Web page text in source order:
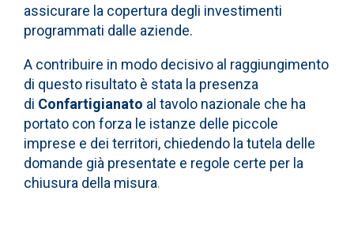
assicurare la copertura degli investimenti
programmati dalle aziende.
A contribuire in modo decisivo al raggiungimento
di questo risultato è stata la presenza
di Confartigianato al tavolo nazionale che ha
portato con forza le istanze delle piccole
imprese e dei territori, chiedendo la tutela delle
domande già presentate e regole certe per la
chiusura della misura.